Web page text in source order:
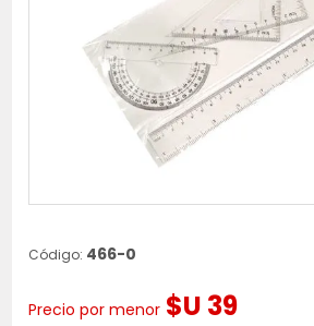
Código: 466-0
Precio por menor $U 39